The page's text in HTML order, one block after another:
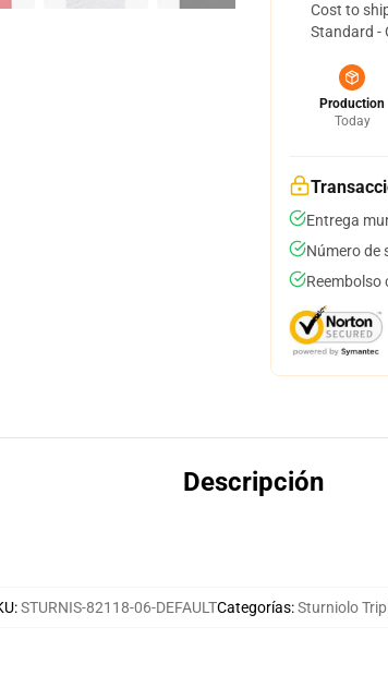
Cost to
Standard -
Production
Today
Entrega
Número de
Reembolso
Descripción
:STURNIS-82118-06-DEFAULTCategorías:Sturniolo